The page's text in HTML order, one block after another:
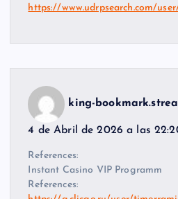
https://www.udrpsearch.com/
king-
4 de Abril de 2026 a las
References:
Instant Casino VIP Programm
References: